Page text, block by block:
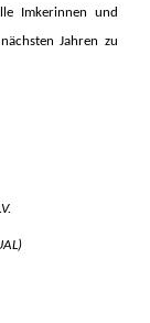
Imkerinnen und
Jahren zu